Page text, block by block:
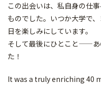
この出会いは、私自身の仕
ものでした。いつか大学で
日を楽しみにしています。
そして最後にひとこと——あ
た！
It was a truly enriching 40